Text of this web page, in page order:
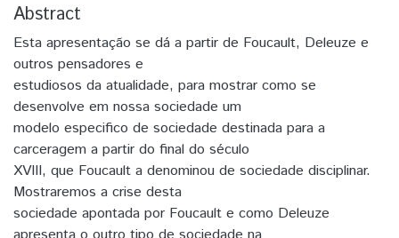
Abstract
Esta apresentação se dá a partir de Foucault, Deleuze e
outros pensadores e
estudiosos da atualidade, para mostrar como se
desenvolve em nossa sociedade um
modelo especifico de sociedade destinada para a
carceragem a partir do final do século
XVIII, que Foucault a denominou de sociedade disciplinar.
Mostraremos a crise desta
sociedade apontada por Foucault e como Deleuze